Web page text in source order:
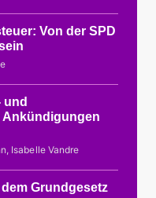
Von der SPD
und
Ankündigungen
Isabelle Vandre
Grundgesetz